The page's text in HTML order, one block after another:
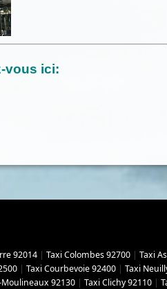
vous ici:
92014 | Taxi Colombes 92700 | Taxi
| Taxi Courbevoie 92400 | Taxi
Moulineaux 92130 | Taxi Clichy 92110 |